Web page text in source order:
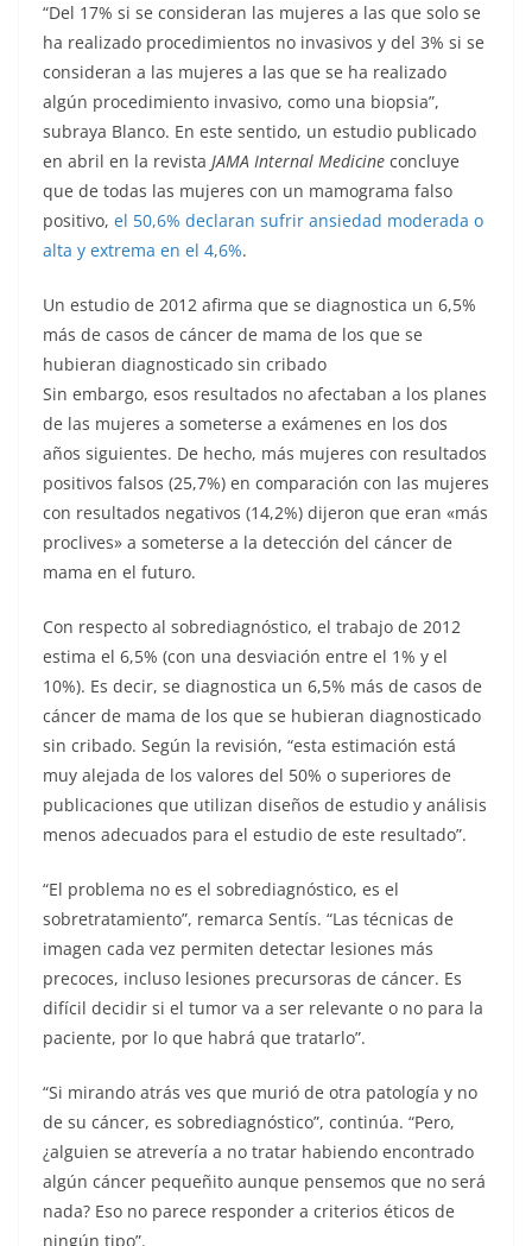
“Del 17% si se consideran las mujeres a las que solo se
ha realizado procedimientos no invasivos y del 3% si se
consideran a las mujeres a las que se ha realizado
algún procedimiento invasivo, como una biopsia”,
subraya Blanco. En este sentido, un estudio publicado
en abril en la revista JAMA Internal Medicine concluye
que de todas las mujeres con un mamograma falso
positivo, el 50,6% declaran sufrir ansiedad moderada o
alta y extrema en el 4,6%.
Un estudio de 2012 afirma que se diagnostica un 6,5%
más de casos de cáncer de mama de los que se
hubieran diagnosticado sin cribado
Sin embargo, esos resultados no afectaban a los planes
de las mujeres a someterse a exámenes en los dos
años siguientes. De hecho, más mujeres con resultados
positivos falsos (25,7%) en comparación con las mujeres
con resultados negativos (14,2%) dijeron que eran «más
proclives» a someterse a la detección del cáncer de
mama en el futuro.
Con respecto al sobrediagnóstico, el trabajo de 2012
estima el 6,5% (con una desviación entre el 1% y el
10%). Es decir, se diagnostica un 6,5% más de casos de
cáncer de mama de los que se hubieran diagnosticado
sin cribado. Según la revisión, “esta estimación está
muy alejada de los valores del 50% o superiores de
publicaciones que utilizan diseños de estudio y análisis
menos adecuados para el estudio de este resultado”.
“El problema no es el sobrediagnóstico, es el
sobretratamiento”, remarca Sentís. “Las técnicas de
imagen cada vez permiten detectar lesiones más
precoces, incluso lesiones precursoras de cáncer. Es
difícil decidir si el tumor va a ser relevante o no para la
paciente, por lo que habrá que tratarlo”.
“Si mirando atrás ves que murió de otra patología y no
de su cáncer, es sobrediagnóstico”, continúa. “Pero,
¿alguien se atrevería a no tratar habiendo encontrado
algún cáncer pequeñito aunque pensemos que no será
nada? Eso no parece responder a criterios éticos de
ningún tipo”.